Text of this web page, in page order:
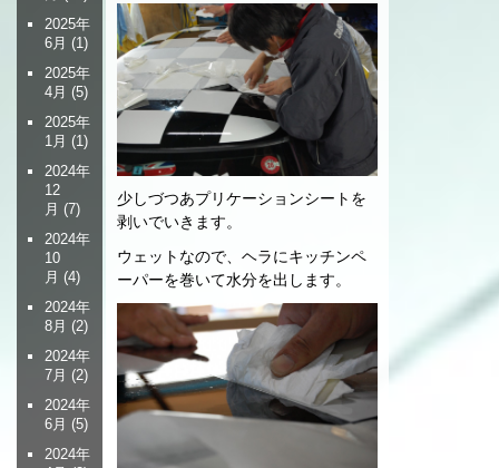
少しづつあプリケーションシートを
剥いでいきます。
ウェットなので、ヘラにキッチンペ
ーパーを巻いて水分を出します。
2025年
6月 (1)
2025年
4月 (5)
2025年
1月 (1)
2024年
12
月 (7)
2024年
10
月 (4)
2024年
8月 (2)
2024年
7月 (2)
2024年
6月 (5)
2024年